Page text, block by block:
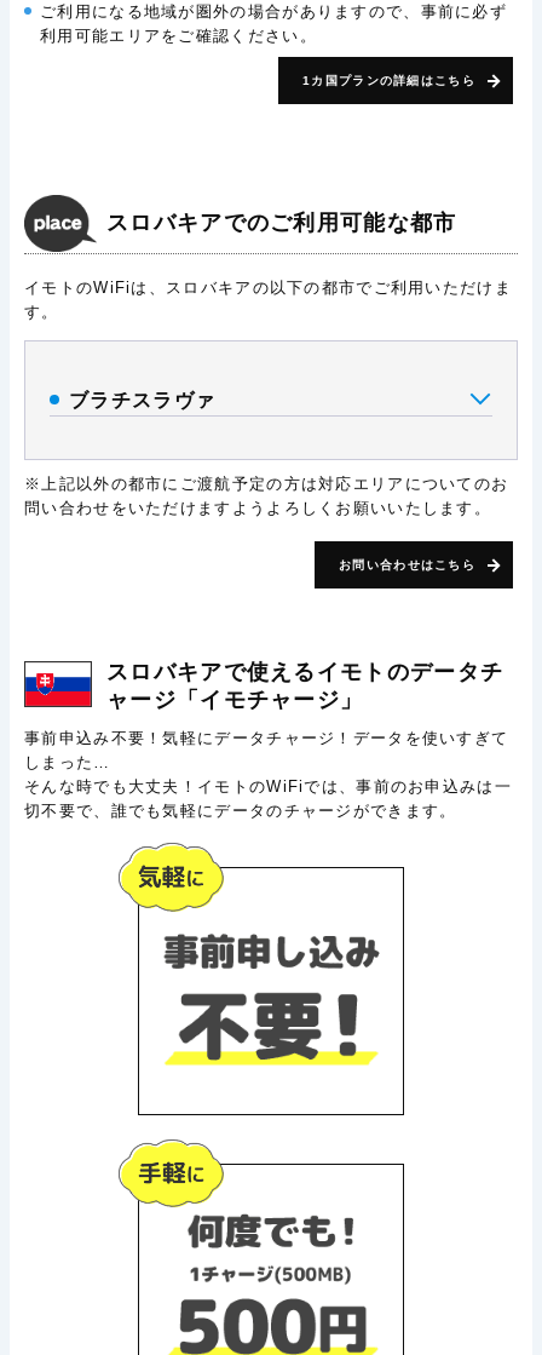
ご利用になる地域が圏外の場合がありますので、事前に必ず
利用可能エリアをご確認ください。
1カ国プランの詳細はこちら
スロバキアでのご利用可能な都市
イモトのWiFiは、スロバキアの以下の都市でご利用いただけま
す。
ブラチスラヴァ
※上記以外の都市にご渡航予定の方は対応エリアについてのお
問い合わせをいただけますようよろしくお願いいたします。
お問い合わせはこちら
スロバキアで使える イモトのデータチ
ャージ 「イモチャージ」
事前申込み不要！気軽にデータチャージ！データを使いすぎて
しまった…
そんな時でも大丈夫！イモトのWiFiでは、事前のお申込みは一
切不要で、誰でも気軽にデータのチャージができます。